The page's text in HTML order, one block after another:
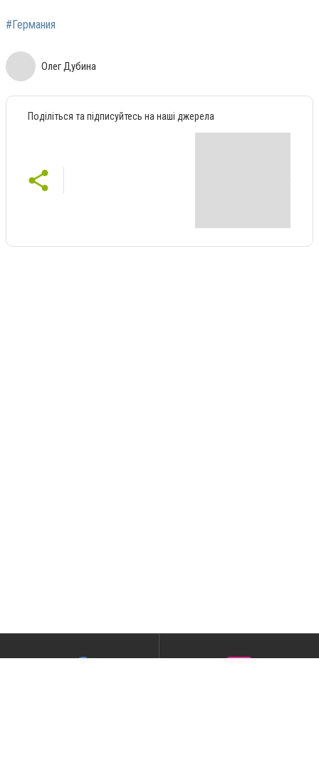
#Германия
Олег Дубина
Поділіться та підписуйтесь на наші джерела